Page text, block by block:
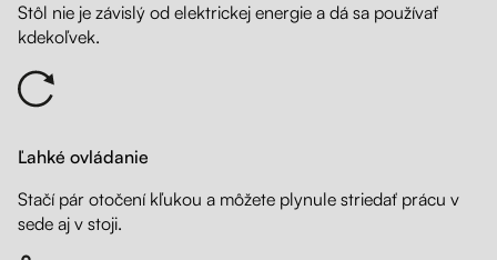
Stôl nie je závislý od elektrickej energie a dá sa používať
kdekoľvek.
Ľahké ovládanie
Stačí pár otočení kľukou a môžete plynule striedať prácu v
sede aj v stoji.